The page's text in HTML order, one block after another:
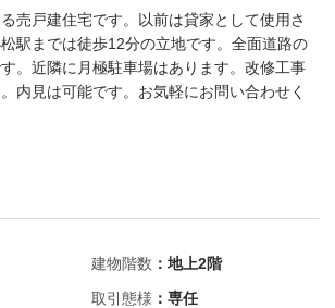
売戸建住宅です。以前は貸家として使用さ
駅までは徒歩12分の立地です。全面道路の
。近隣に月極駐車場はあります。改修工事
内見は可能です。お気軽にお問い合わせく
建物階数 ：地上2階
取引態様 ：専任